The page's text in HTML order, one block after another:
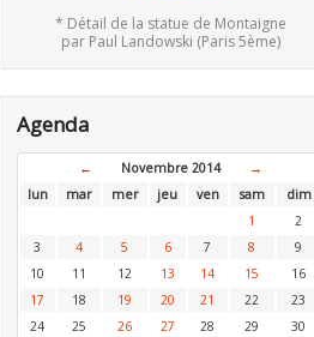
* Détail de la statue de Montaigne
par Paul Landowski (Paris 5ème)
Agenda
← Novembre 2014
→
lun
mar mer jeu ven sam
dim
1
2
3
4 5 6 7 8
9
10
11 12 13 14 15
16
17
18 19 20 21 22
23
24
25 26 27 28 29 30